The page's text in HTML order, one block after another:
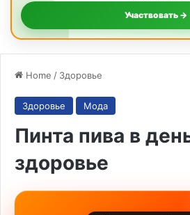
Участвовать →
Home / Здоровье
Здоровье Мода
Пинта пива в
здоровье